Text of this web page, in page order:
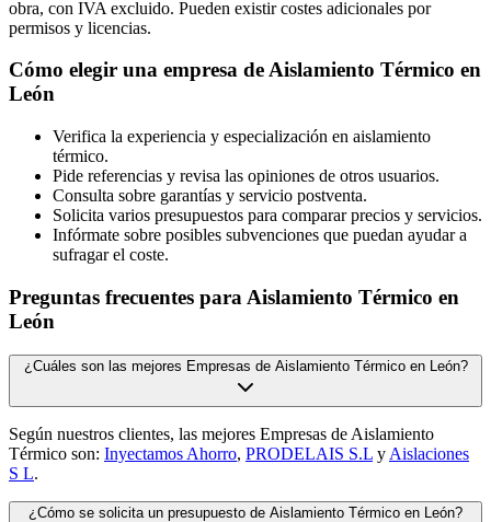
obra, con IVA excluido. Pueden existir costes adicionales por
permisos y licencias.
Cómo elegir una empresa de Aislamiento Térmico en
León
Verifica la experiencia y especialización en aislamiento
térmico.
Pide referencias y revisa las opiniones de otros usuarios.
Consulta sobre garantías y servicio postventa.
Solicita varios presupuestos para comparar precios y servicios.
Infórmate sobre posibles subvenciones que puedan ayudar a
sufragar el coste.
Preguntas frecuentes para Aislamiento Térmico en
León
¿Cuáles son las mejores Empresas de Aislamiento Térmico en León?
Según nuestros clientes, las mejores Empresas de Aislamiento
Térmico son: Inyectamos Ahorro, PRODELAIS S.L y Aislaciones
S L.
¿Cómo se solicita un presupuesto de Aislamiento Térmico en León?